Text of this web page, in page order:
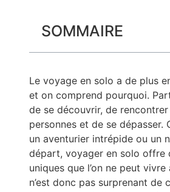
SOMMAIRE
Le voyage en solo a de plus
et on comprend pourquoi.
de se découvrir, de
personnes et de se dépasser.
un aventurier intrépide ou un
départ, voyager en solo offre
uniques que l’on ne peut vivre
n’est donc pas surprenant de